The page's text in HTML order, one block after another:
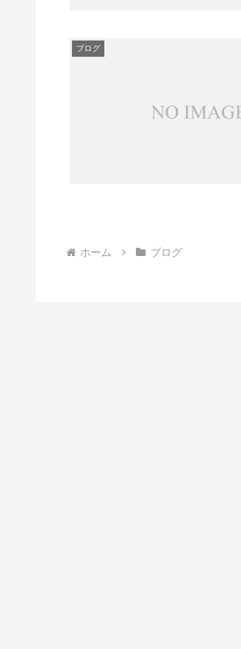
ブログ
ホーム ブログ